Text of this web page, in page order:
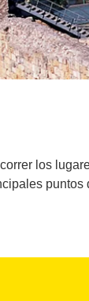
los
puntos